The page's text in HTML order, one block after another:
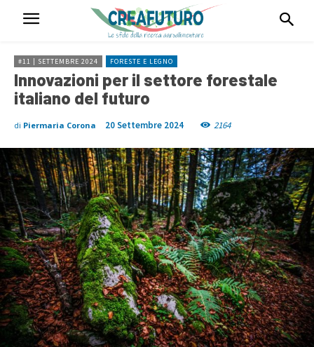
#11 | SETTEMBRE 2024 FORESTE E LEGNO
Innovazioni per il settore forestale
italiano del futuro
di Piermaria Corona 20 Settembre 2024 2164